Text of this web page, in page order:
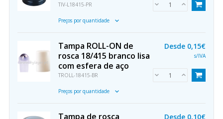
TIV-L18415-PR
Preços por quantidade
Tampa ROLL-ON de
rosca 18/415 branco lisa
com esfera de aço
TROLL-18415-BR
Preços por quantidade
Desde 0,15€
s/IVA
Tampa de rosca
Desde 0,10€